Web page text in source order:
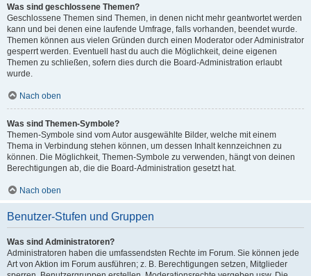
Was sind geschlossene Themen?
Geschlossene Themen sind Themen, in denen nicht mehr geantwortet werden
kann und bei denen eine laufende Umfrage, falls vorhanden, beendet wurde.
Themen können aus vielen Gründen durch einen Moderator oder Administrator
gesperrt werden. Eventuell hast du auch die Möglichkeit, deine eigenen
Themen zu schließen, sofern dies durch die Board-Administration erlaubt
wurde.
Nach oben
Was sind Themen-Symbole?
Themen-Symbole sind vom Autor ausgewählte Bilder, welche mit einem
Thema in Verbindung stehen können, um dessen Inhalt kennzeichnen zu
können. Die Möglichkeit, Themen-Symbole zu verwenden, hängt von deinen
Berechtigungen ab, die die Board-Administration gesetzt hat.
Nach oben
Benutzer-Stufen und Gruppen
Was sind Administratoren?
Administratoren haben die umfassendsten Rechte im Forum. Sie können jede
Art von Aktion im Forum ausführen; z. B. Berechtigungen setzen, Mitglieder